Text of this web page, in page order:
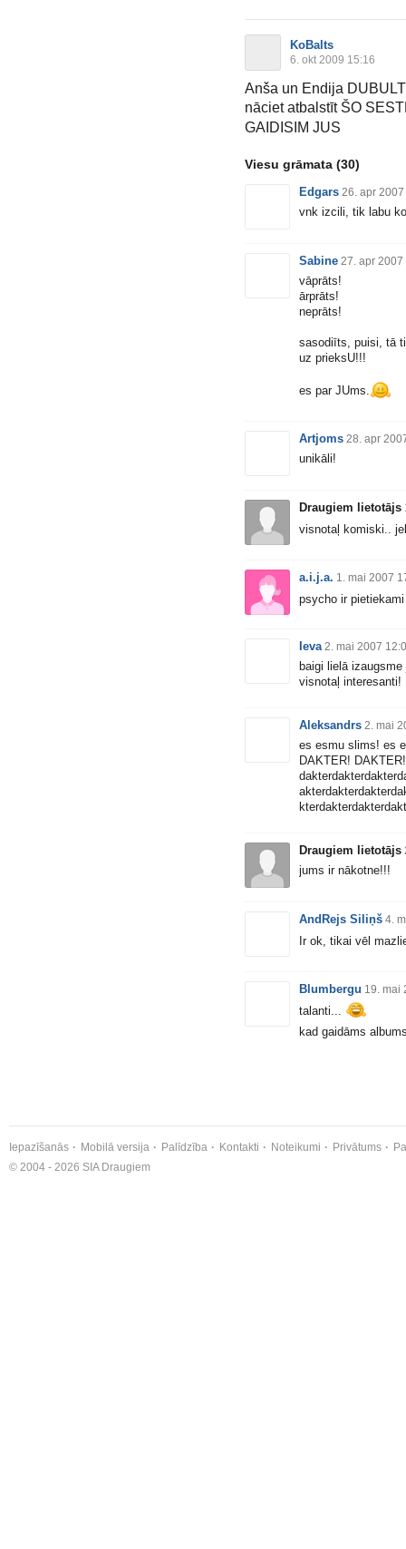
KoBalts
6. okt 2009 15:16
Anša un Endija
nāciet atbalstīt ŠO
GAIDISIM JUS
Viesu grāmata (30)
Edgars 26. apr 2007
vnk izcili, tik labu
Sabine 27. apr 2007
vāprāts!
ārprāts!
neprāts!
sasodiīts, puisi, tā
uz prieksU!!!
es par JUms.
Artjoms 28. apr
unikāli!
Draugiem lietotājs
visnotaļ komiski..
a.i.j.a. 1. mai 2007
psycho ir
Ieva 2. mai 2007
baigi lielā
visnotaļ interesanti!
Aleksandrs 2. mai
es esmu slims! es
DAKTER! DAKTER!
Draugiem lietotājs
jums ir nākotne!!!
AndRejs Siliņš 4.
Ir ok, tikai vēl
Blumbergu 19. mai
talanti...
kad gaidāms
Iepazīšanās Mobilā versija Palīdzība Kontakti Noteikumi Privātums
© 2004 - 2026 SIA Draugiem